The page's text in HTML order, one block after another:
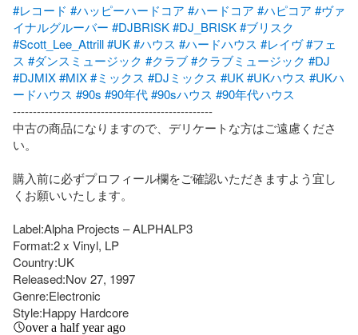
#レコード #ハッピーハードコア #ハードコア #ハピコア #ヴァ
イナルグルーバー #DJBRISK#DJ_BRISK#ブリスク
#Scott_Lee_Attrill#UK#ハウス #ハードハウス #レイヴ#フェ
ス #ダンスミュージック #クラブ#クラブミュージック #DJ
#DJMIX#MIX#ミックス #DJミックス #UK#UKハウス #UKハ
ードハウス #90s #90年代#90sハウス #90年代ハウス
--------------------------------------------------
中古の商品になりますので、デリケートな方はご遠慮くださ
い。
購入前に必ずプロフィール欄をご確認いただきますよう宜し
くお願いいたします。
Label:Alpha Projects – ALPHALP3
Format:2 x Vinyl, LP
Country:UK
Released:Nov 27, 1997
Genre:Electronic
Style:Happy Hardcore
over a half year ago